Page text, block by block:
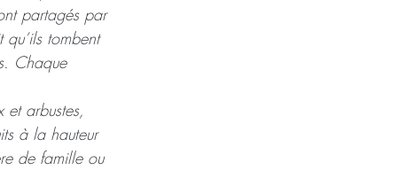
partagés par
tombent
Chaque
et arbustes,
à la hauteur
de famille ou